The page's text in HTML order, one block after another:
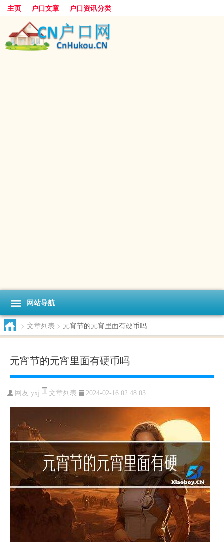
主页 户口文章 户口资讯分类
网站导航
> 文章列表 > 元宵节的元宵里面有硬币吗
元宵节的元宵里面有硬币吗
网友:yxj 文章列表 2024-02-16 02:48:03